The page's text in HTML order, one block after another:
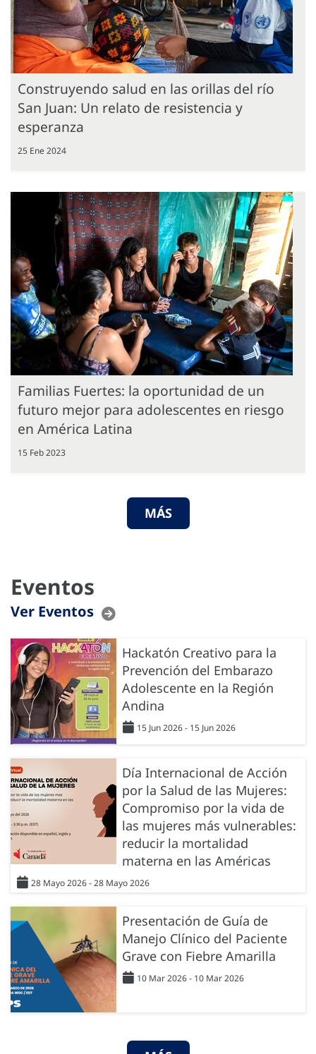
Construyendo salud en las orillas del río
San Juan: Un relato de resistencia y
esperanza
25 Ene 2024
Familias Fuertes: la oportunidad de un
futuro mejor para adolescentes en riesgo
en América Latina
15 Feb 2023
MÁS
Eventos
Ver Eventos
Hackatón Creativo para la
Prevención del Embarazo
Adolescente en la Región
Andina
15 Jun 2026 - 15 Jun 2026
Día Internacional de Acción
por la Salud de las Mujeres:
Compromiso por la vida de
las mujeres más vulnerables:
reducir la mortalidad
materna en las Américas
28 Mayo 2026 - 28 Mayo 2026
Presentación de Guía de
Manejo Clínico del Paciente
Grave con Fiebre Amarilla
10 Mar 2026 - 10 Mar 2026